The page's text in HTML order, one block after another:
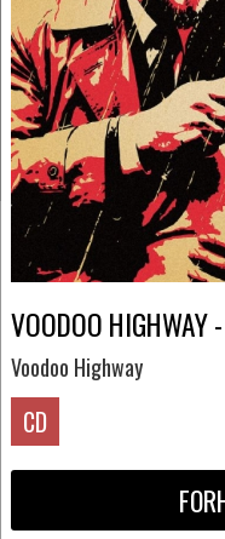
VOODOO HIGHWAY
Voodoo Highway
CD